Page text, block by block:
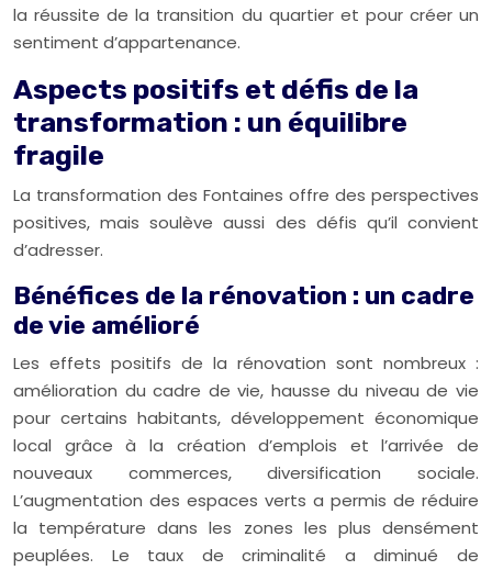
la réussite de la transition du quartier et pour créer un
sentiment d’appartenance.
Aspects positifs et défis de la
transformation : un équilibre
fragile
La transformation des Fontaines offre des perspectives
positives, mais soulève aussi des défis qu’il convient
d’adresser.
Bénéfices de la rénovation : un cadre
de vie amélioré
Les effets positifs de la rénovation sont nombreux :
amélioration du cadre de vie, hausse du niveau de vie
pour certains habitants, développement économique
local grâce à la création d’emplois et l’arrivée de
nouveaux commerces, diversification sociale.
L’augmentation des espaces verts a permis de réduire
la température dans les zones les plus densément
peuplées. Le taux de criminalité a diminué de